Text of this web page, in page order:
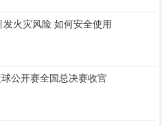
火灾风险 如何安全使用
公开赛全国总决赛收官